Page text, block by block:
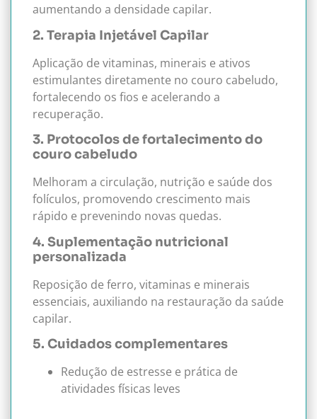
aumentando a densidade capilar.
2. Terapia Injetável Capilar
Aplicação de vitaminas, minerais e ativos
estimulantes diretamente no couro cabeludo,
fortalecendo os fios e acelerando a
recuperação.
3. Protocolos de fortalecimento do
couro cabeludo
Melhoram a circulação, nutrição e saúde dos
folículos, promovendo crescimento mais
rápido e prevenindo novas quedas.
4. Suplementação nutricional
personalizada
Reposição de ferro, vitaminas e minerais
essenciais, auxiliando na restauração da saúde
capilar.
5. Cuidados complementares
Redução de estresse e prática de
atividades físicas leves